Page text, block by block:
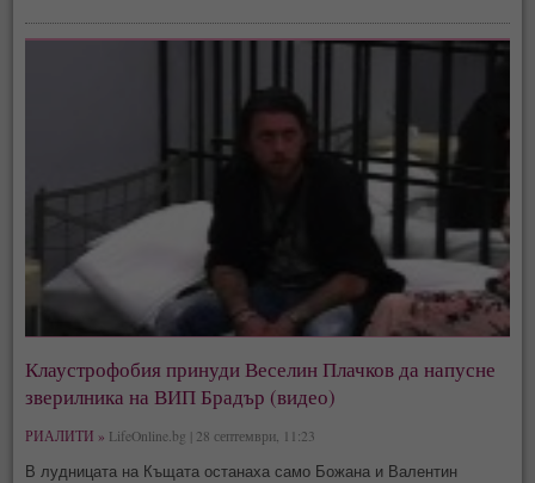
Клаустрофобия принуди Веселин Плачков да напусне
зверилника на ВИП Брадър (видео)
РИАЛИТИ » LifeOnline.bg | 28 септември, 11:23
В лудницата на Къщата останаха само Божана и Валентин